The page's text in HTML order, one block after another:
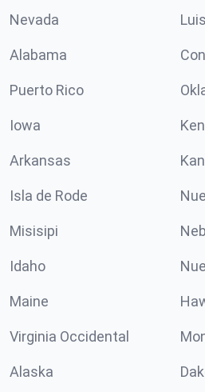
Nevada
Alabama
Puerto Rico
Iowa
Arkansas
Isla de Rode
Misisipi
Idaho
Maine
Virginia Occidental
Alaska